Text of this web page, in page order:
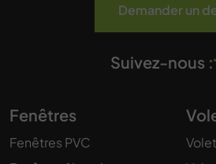
Demander un
Suivez-nous :
Fenêtres
Fenêtres PVC